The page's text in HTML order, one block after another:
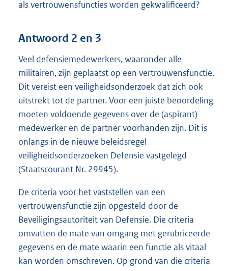
als vertrouwensfuncties worden gekwalificeerd?
Antwoord 2 en 3
Veel defensiemedewerkers, waaronder alle
militairen, zijn geplaatst op een vertrouwensfunctie.
Dit vereist een veiligheidsonderzoek dat zich ook
uitstrekt tot de partner. Voor een juiste beoordeling
moeten voldoende gegevens over de (aspirant)
medewerker en de partner voorhanden zijn. Dit is
onlangs in de nieuwe beleidsregel
veiligheidsonderzoeken Defensie vastgelegd
(Staatscourant Nr. 29945).
De criteria voor het vaststellen van een
vertrouwensfunctie zijn opgesteld door de
Beveiligingsautoriteit van Defensie. Die criteria
omvatten de mate van omgang met gerubriceerde
gegevens en de mate waarin een functie als vitaal
kan worden omschreven. Op grond van die criteria